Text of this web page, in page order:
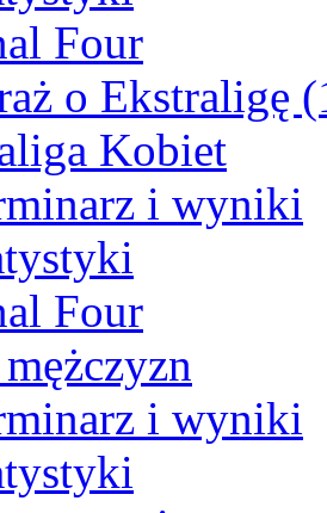
Four
o Ekstraligę
Kobiet
i wyniki
Four
i wyniki